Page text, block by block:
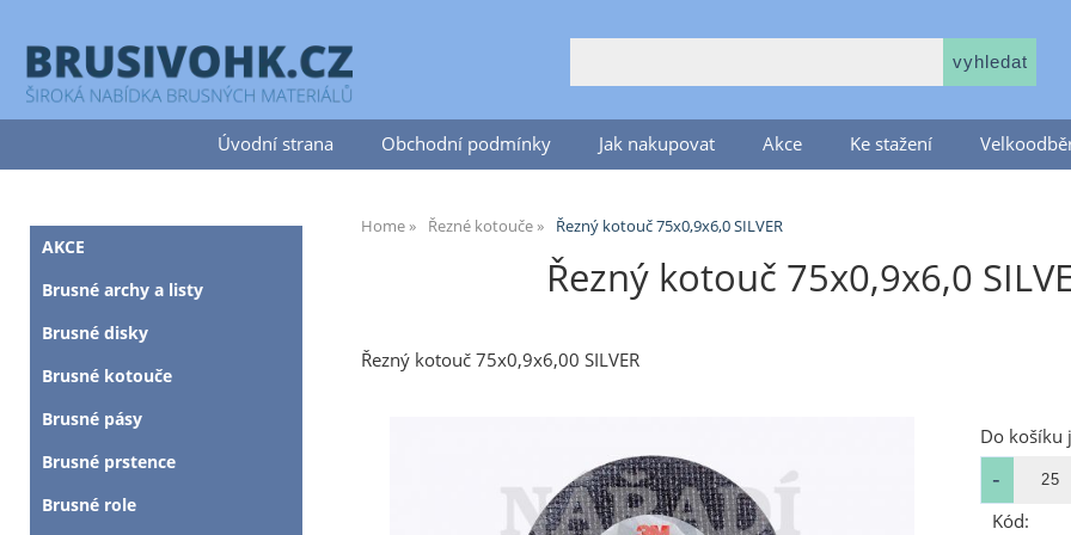
Úvodní strana Obchodní podmínky Jak nakupovat Akce Ke stažení
Home Řezné kotouče Řezný kotouč 75x0,9x6,0 SILVER
Řezný kotouč 75x0,9x6,0
Řezný kotouč 75x0,9x6,00 SILVER
Do košíku
Kód:
AKCE
Brusné archy a listy
Brusné disky
Brusné kotouče
Brusné pásy
Brusné prstence
Brusné role